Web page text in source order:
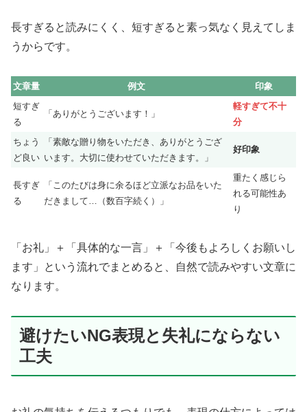
長すぎると読みにくく、短すぎると素っ気なく見えてしま
うからです。
文章量 例文
印象
短すぎ
る
「ありがとうございます！」
軽すぎて不十
分
ちょう
ど良い
「素敵な贈り物をいただき、ありがとうござ
います。大切に使わせていただきます。」
好印象
長すぎ
る
「このたびは身に余るほど立派なお品をいた
だきまして…（数百字続く）」
重たく感じら
れる可能性あ
り
「お礼」＋「具体的な一言」＋「今後もよろしくお願いし
ます」という流れでまとめると、自然で読みやすい文章に
なります。
避けたいNG表現と失礼にならない
工夫